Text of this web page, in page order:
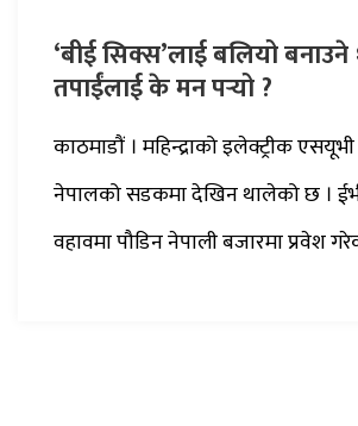
‘बीई सिक्स’लाई बलियो बनाउने
तपाईंलाई के मन पर्‍यो ?
काठमाडौं । महिन्द्राको इलेक्ट्रीक
नेपालको सडकमा देखिन थालेको छ ।
वहावमा पौडिन नेपाली बजारमा प्रवेश